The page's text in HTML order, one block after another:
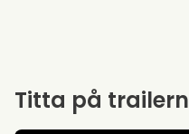
Titta på trailern